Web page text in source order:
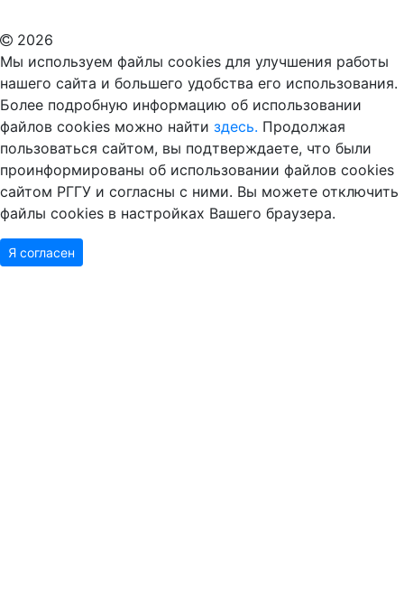
2026
Мы используем файлы cookies для улучшения работы
нашего сайта и большего удобства его использования.
Более подробную информацию об использовании
файлов cookies можно найти здесь. Продолжая
пользоваться сайтом, вы подтверждаете, что были
проинформированы об использовании файлов cookies
сайтом РГГУ и согласны с ними. Вы можете отключить
файлы cookies в настройках Вашего браузера.
Я согласен